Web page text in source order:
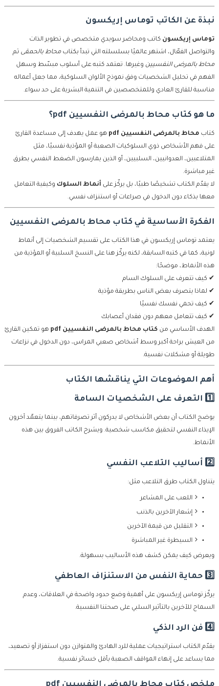
نبذة عن الكاتب توماس إريكسون
توماس إريكسون كاتب ومحاضر سويدي متخصص في تطوير الذات
والتواصل الفعّال، اشتهر عالميًا بسلسلته التي تبدأ بكتاب محاط بالحمقى ثم
محاط بالمرضى النفسيين وغيرها. تعتمد كتبه على أسلوب مبسّط وسهل
الفهم في تحليل الشخصيات وفق نموذج الألوان السلوكية، مما جعل أعماله
مناسبة للقارئ العادي وللمتخصصين في التنمية البشرية على حد سواء.
ما هو كتاب محاط بالمرضى النفسيين pdf؟
كتاب محاط بالمرضى النفسيين pdf
هو عمل يهدف إلى مساعدة القارئ
على فهم الأشخاص ذوي السلوكيات الصعبة أو المؤذية نفسيًا، مثل
المتلاعبين، العدوانيين، السلبيين، أو الذين يمارسون الضغط النفسي بطرق
غير مباشرة.
لا يقدّم الكتاب تشخيصًا طبيًا، بل يركّز على أنماط السلوك وكيفية التعامل
معها بذكاء دون الدخول في صراعات أو استنزاف نفسي.
الفكرة الأساسية في كتاب محاط بالمرضى النفسيين
يعتمد توماس إريكسون في هذا الكتاب على تقسيم الشخصيات إلى أنماط
لونية، كما في كتبه السابقة، لكنه يركّز هنا على النسخ السلبية أو المؤذية من
هذه الأنماط، موضحًا:
✔ كيف تتعرف على السلوك السام
✔ لماذا يتصرف بعض الناس بطريقة مؤذية
✔ كيف تحمي نفسك نفسيًا
✔ كيف تتعامل معهم دون فقدان أعصابك
الهدف الأساسي من كتاب محاط بالمرضى النفسيين pdf
هو تمكين القارئ
من العيش براحة أكبر وسط أشخاص صعبي المراس، دون الدخول في نزاعات
طويلة أو مشكلات نفسية.
أهم الموضوعات التي يناقشها الكتاب
1️⃣ التعرف على الشخصيات السامة
يوضح الكتاب أن بعض الأشخاص لا يدركون أثر تصرفاتهم، بينما يتعمّد آخرون
الإيذاء النفسي لتحقيق مكاسب شخصية. ويشرح الكاتب الفروق بين هذه
الأنماط.
2️⃣ أساليب التلاعب النفسي
يتناول الكتاب طرق التلاعب مثل:
اللعب على المشاعر
إشعار الآخرين بالذنب
التقليل من قيمة الآخرين
السيطرة غير المباشرة
ويعرض كيف يمكن كشف هذه الأساليب بسهولة.
3️⃣ حماية النفس من الاستنزاف العاطفي
يركّز توماس إريكسون على أهمية وضع حدود واضحة في العلاقات، وعدم
السماح للآخرين بالتأثير السلبي على صحتنا النفسية.
4️⃣ فن الرد الذكي
يقدّم الكتاب استراتيجيات عملية للرد الهادئ والمتوازن دون استفزاز أو تصعيد،
مما يساعد على إنهاء المواقف الصعبة بأقل خسائر نفسية.